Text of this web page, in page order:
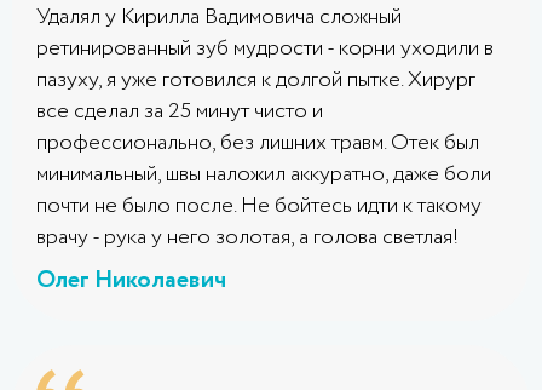
Удалял у Кирилла Вадимовича сложный
ретинированный зуб мудрости - корни уходили в
пазуху, я уже готовился к долгой пытке. Хирург
все сделал за 25 минут чисто и
профессионально, без лишних травм. Отек был
минимальный, швы наложил аккуратно, даже боли
почти не было после. Не бойтесь идти к такому
врачу - рука у него золотая, а голова светлая!
Олег Николаевич